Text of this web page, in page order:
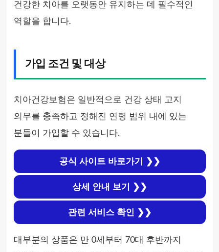
건강한 치아를 오랫동안 유지하는 데 필수적인
역할을 합니다.
가입 조건 및 대상
치아건강보험은 일반적으로 건강 상태 고지
의무를 충족하고 정해진 연령 범위 내에 있는
분들이 가입할 수 있습니다.
공식 사이트 바로가기 ❯❯
상세 안내 보기 ❯❯
관련 서비스 확인 ❯❯
대부분의 상품은 만 0세부터 70대 후반까지